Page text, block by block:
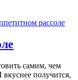
самим, чем
получится,